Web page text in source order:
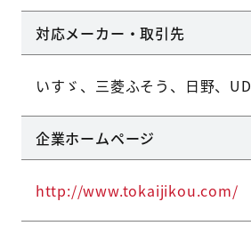
対応メーカー・取引先
いすゞ、三菱ふそう、日野、UD
企業ホームページ
http://www.tokaijikou.com/